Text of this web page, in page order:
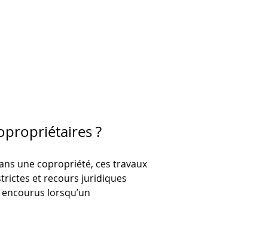
?
une copropriété, ces travaux
et recours juridiques
lorsqu’un